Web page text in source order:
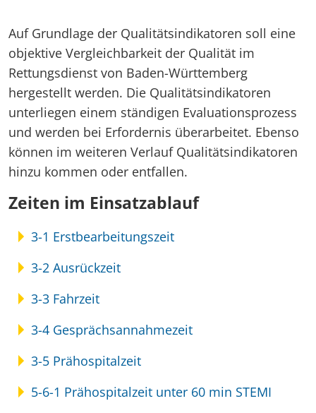
Suche
Medizinischer Dienst Bund
Kontakt
Auf Grundlage der Qualitätsindikatoren soll eine
objektive Vergleichbarkeit der Qualität im
Rettungsdienst von Baden-Württemberg
hergestellt werden. Die Qualitätsindikatoren
unterliegen einem ständigen Evaluationsprozess
und werden bei Erfordernis überarbeitet. Ebenso
können im weiteren Verlauf Qualitätsindikatoren
hinzu kommen oder entfallen.
Zeiten im Einsatzablauf
3-1 Erstbearbeitungszeit
3-2 Ausrückzeit
3-3 Fahrzeit
3-4 Gesprächsannahmezeit
3-5 Prähospitalzeit
5-6-1 Prähospitalzeit unter 60 min STEMI